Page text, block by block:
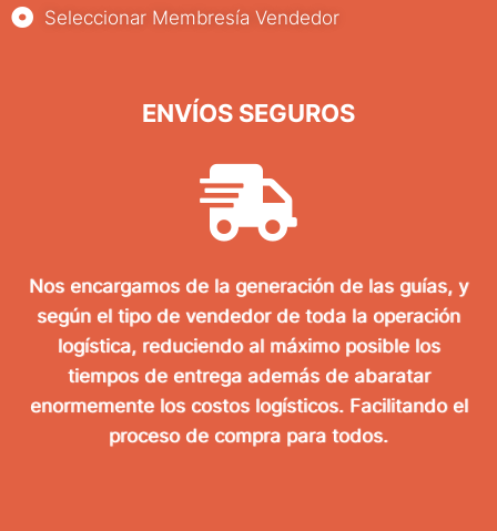
Seleccionar Membresía Vendedor
ENVÍOS SEGUROS
Nos encargamos de la generación de las guías, y
según el tipo de vendedor de toda la operación
logística, reduciendo al máximo posible los
tiempos de entrega además de abaratar
enormemente los costos logísticos. Facilitando el
proceso de compra para todos.